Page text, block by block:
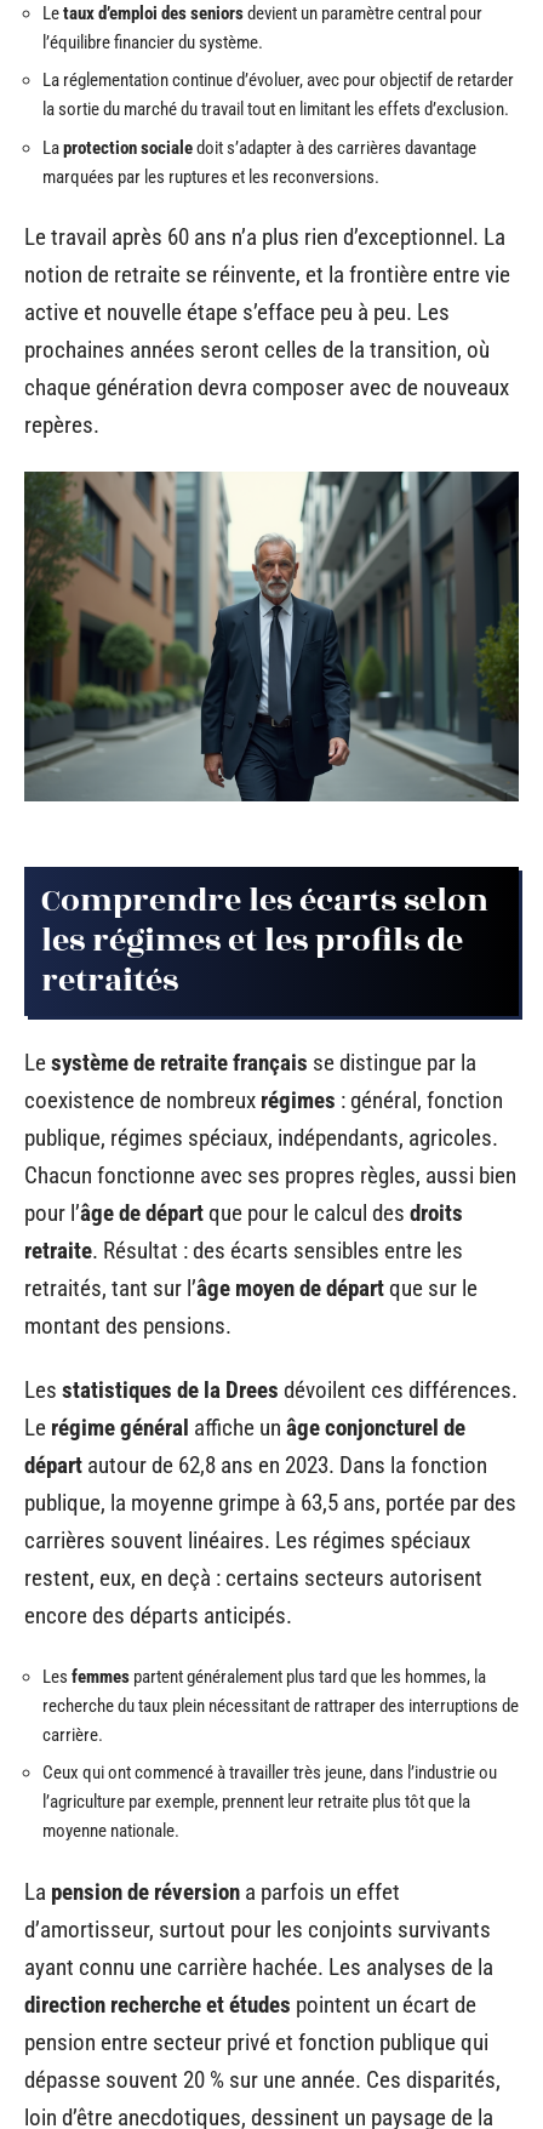
Letaux d’emploi des seniorsdevient un paramètre central pour
l’équilibre financier du système.
La réglementation continue d’évoluer, avec pour objectif de retarder
la sortie du marché du travail tout en limitant les effets d’exclusion.
Laprotection socialedoit s’adapter à des carrières davantage
marquées par les ruptures et les reconversions.
Le travail après 60 ans n’a plus rien d’exceptionnel. La
notion de retraite se réinvente, et la frontière entre vie
active et nouvelle étape s’efface peu à peu. Les
prochaines années seront celles de la transition, où
chaque génération devra composer avec de nouveaux
repères.
Comprendre les écarts selon
les régimes et les profils de
retraités
Lesystème de retraite français se distingue par la
coexistence de nombreux régimes : général, fonction
publique, régimes spéciaux, indépendants, agricoles.
Chacun fonctionne avec ses propres règles, aussi bien
pour l’âge de départque pour le calcul des droits
retraite. Résultat : des écarts sensibles entre les
retraités, tant sur l’âge moyen de départque sur le
montant des pensions.
Les statistiques de la Drees dévoilent ces différences.
Le régime général affiche un âge conjoncturel de
départ autour de 62,8 ans en 2023. Dans la fonction
publique, la moyenne grimpe à 63,5 ans, portée par des
carrières souvent linéaires. Les régimes spéciaux
restent, eux, en deçà : certains secteurs autorisent
encore des départs anticipés.
Les femmes partent généralement plus tard que les hommes, la
recherche du taux plein nécessitant de rattraper des interruptions de
carrière.
Ceux qui ont commencé à travailler très jeune, dans l’industrie ou
l’agriculture par exemple, prennent leur retraite plus tôt que la
moyenne nationale.
La pension de réversion a parfois un effet
d’amortisseur, surtout pour les conjoints survivants
ayant connu une carrière hachée. Les analyses de la
direction recherche et études pointent un écart de
pension entre secteur privé et fonction publique qui
dépasse souvent 20 % sur une année. Ces disparités,
loin d’être anecdotiques, dessinent un paysage de la